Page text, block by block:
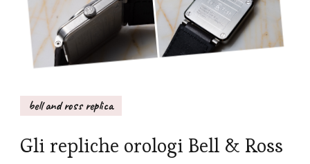
bell and ross replica
Gli repliche orologi Bell & Ross